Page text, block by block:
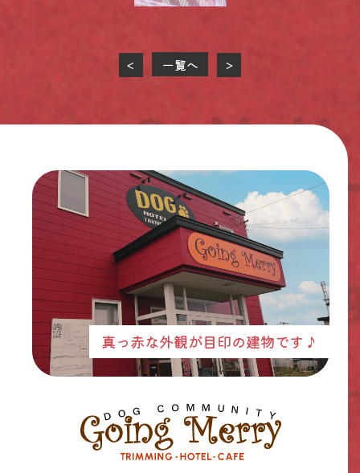
< 一覧へ >
真っ赤な外観が目印の建物です♪